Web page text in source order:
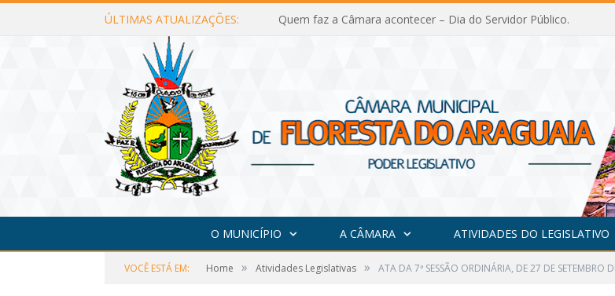
ÚLTIMAS ATUALIZAÇÕES: Quem faz a Câmara acontecer – Dia do Servidor Público.
O MUNICÍPIO A CÂMARA ATIVIDADES DO LEGISLATIVO
VOCÊ ESTÁ EM: Home » Atividades Legislativas » ATA DA 7ª SESSÃO ORDINÁRIA, DE 27 DE SETEMBRO